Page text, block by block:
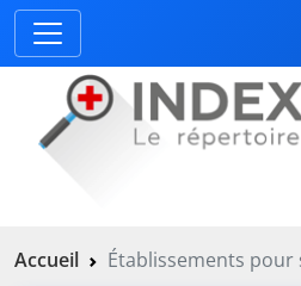
Accueil Établissements pour